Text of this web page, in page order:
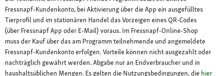
Fressnapf-Kundenkonto, bei Aktivierung über die App ein ausgefülltes
Tierprofil und im stationären Handel das Vorzeigen eines QR-Codes
(über Fressnapf App oder E-Mail) voraus. Im Fressnapf-Online-Shop
muss der Kauf über das am Programm teilnehmende und angemeldete
Fressnapf-Kundenkonto erfolgen. Vorteile können nicht ausgezahlt oder
nachträglich gewährt werden. Abgabe nur an Endverbraucher und in
haushaltsüblichen Mengen. Es gelten die Nutzungsbedingungen, die hier